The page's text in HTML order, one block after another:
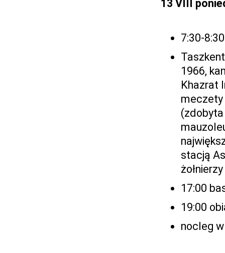
13 VIII
7:30-
1966,
Khazrat
meczety
stacją
17:00
19:00
nocleg